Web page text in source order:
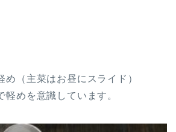
め（主菜はお昼にスライド）
軽めを意識しています。